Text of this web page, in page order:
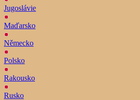
Jugoslávie
Maďarsko
Německo
Polsko
Rakousko
Rusko